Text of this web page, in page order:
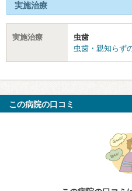
実施治療
実施治療
虫歯
虫歯・親知らず
この病院の口コミ